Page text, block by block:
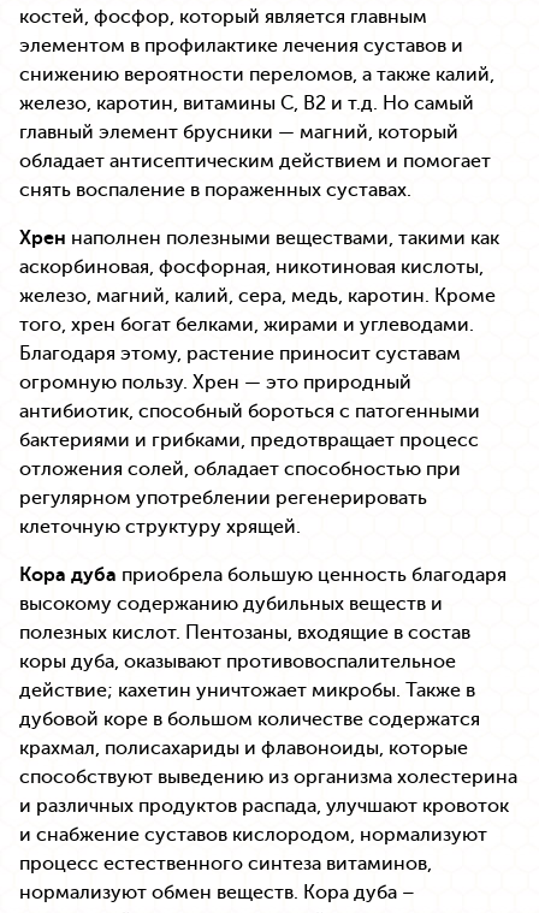
костей, фосфор, который является главным
элементом в профилактике лечения суставов и
снижению вероятности переломов, а также калий,
железо, каротин, витамины С, В2 и т.д. Но самый
главный элемент брусники — магний, который
обладает антисептическим действием и помогает
снять воспаление в пораженных суставах.
Хрен наполнен полезными веществами, такими как
аскорбиновая, фосфорная, никотиновая кислоты,
железо, магний, калий, сера, медь, каротин. Кроме
того, хрен богат белками, жирами и углеводами.
Благодаря этому, растение приносит суставам
огромную пользу. Хрен — это природный
антибиотик, способный бороться с патогенными
бактериями и грибками, предотвращает процесс
отложения солей, обладает способностью при
регулярном употреблении регенерировать
клеточную структуру хрящей.
Кора дуба приобрела большую ценность благодаря
высокому содержанию дубильных веществ и
полезных кислот. Пентозаны, входящие в состав
коры дуба, оказывают противовоспалительное
действие; кахетин уничтожает микробы. Также в
дубовой коре в большом количестве содержатся
крахмал, полисахариды и флавоноиды, которые
способствуют выведению из организма холестерина
и различных продуктов распада, улучшают кровоток
и снабжение суставов кислородом, нормализуют
процесс естественного синтеза витаминов,
нормализуют обмен веществ. Кора дуба –